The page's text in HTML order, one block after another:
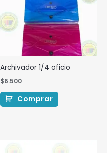
Archivador 1/4 oficio
$6.500
Comprar